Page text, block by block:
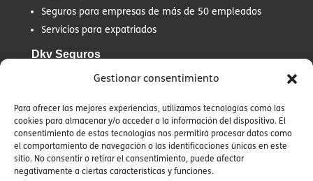
Gestionar consentimiento
Para ofrecer las mejores experiencias, utilizamos tecnologías como las
cookies para almacenar y/o acceder a la información del dispositivo. El
consentimiento de estas tecnologías nos permitirá procesar datos como
el comportamiento de navegación o las identificaciones únicas en este
sitio. No consentir o retirar el consentimiento, puede afectar
negativamente a ciertas características y funciones.
Seguros para empresas de más de 50 empleados
Servicios para expatriados
Dkv Seguros
Quiénes Somos
Blog
Contacto